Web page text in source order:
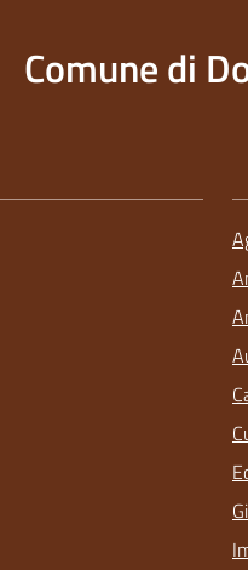
Comune di